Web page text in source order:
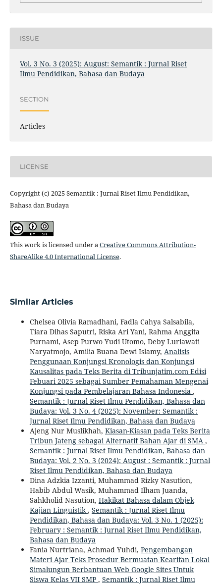
ISSUE
Vol. 3 No. 3 (2025): August: Semantik : Jurnal Riset
Ilmu Pendidikan, Bahasa dan Budaya
SECTION
Articles
LICENSE
Copyright (c) 2025 Semantik : Jurnal Riset Ilmu Pendidikan,
Bahasa dan Budaya
This work is licensed under aCreative Commons Attribution-
ShareAlike 4.0 International License.
Similar Articles
Chelsea Olivia Ramadhani, Fadla Cahya Salsabila,
Tiara Dihas Saputri, Riska Ari Yani, Rahma Anggita
Purnami, Asep Purwo Yudi Utomo, Deby Luriawati
Naryatmojo, Amilia Buana Dewi Islamy, Analisis
Penggunaan Konjungsi Kronologis dan Konjungsi
Kausalitas pada Teks Berita di Tribunjatim.com Edisi
Febuari 2025 sebagai Sumber Pemahaman Mengenai
Konjungsi pada Pembelajaran Bahasa Indonesia ,
Semantik : Jurnal Riset Ilmu Pendidikan, Bahasa dan
Budaya: Vol. 3 No. 4 (2025): November: Semantik :
Jurnal Riset Ilmu Pendidikan, Bahasa dan Budaya
Ajeng Nur Muslikhah, Kiasan-Kiasan pada Teks Berita
Tribun Jateng sebagai Alternatif Bahan Ajar di SMA ,
Semantik : Jurnal Riset Ilmu Pendidikan, Bahasa dan
Budaya: Vol. 2 No. 3 (2024): August : Semantik : Jurnal
Riset Ilmu Pendidikan, Bahasa dan Budaya
Dina Adzkia Izzanti, Muhammad Rizky Nasution,
Habib Abdul Wasik, Muhammad Ilham Juanda,
Sahkholid Nasution, Hakikat Bahasa dalam Objek
Kajian Linguistik , Semantik : Jurnal Riset Ilmu
Pendidikan, Bahasa dan Budaya: Vol. 3 No. 1 (2025):
February : Semantik : Jurnal Riset Ilmu Pendidikan,
Bahasa dan Budaya
Fania Nurtriana, Achmad Yuhdi, Pengembangan
Materi Ajar Teks Prosedur Bermuatan Kearifan Lokal
Simalungun Berbantuan Web Google Sites Untuk
Siswa Kelas VII SMP , Semantik : Jurnal Riset Ilmu